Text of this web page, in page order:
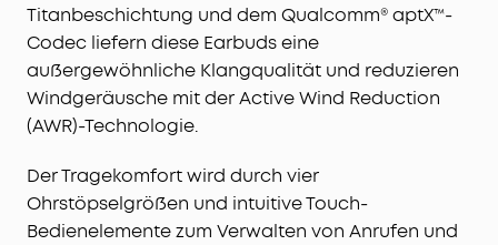
Titanbeschichtung und dem Qualcomm® aptX™-
Codec liefern diese Earbuds eine
außergewöhnliche Klangqualität und reduzieren
Windgeräusche mit der Active Wind Reduction
(AWR)-Technologie.
Der Tragekomfort wird durch vier
Ohrstöpselgrößen und intuitive Touch-
Bedienelemente zum Verwalten von Anrufen und